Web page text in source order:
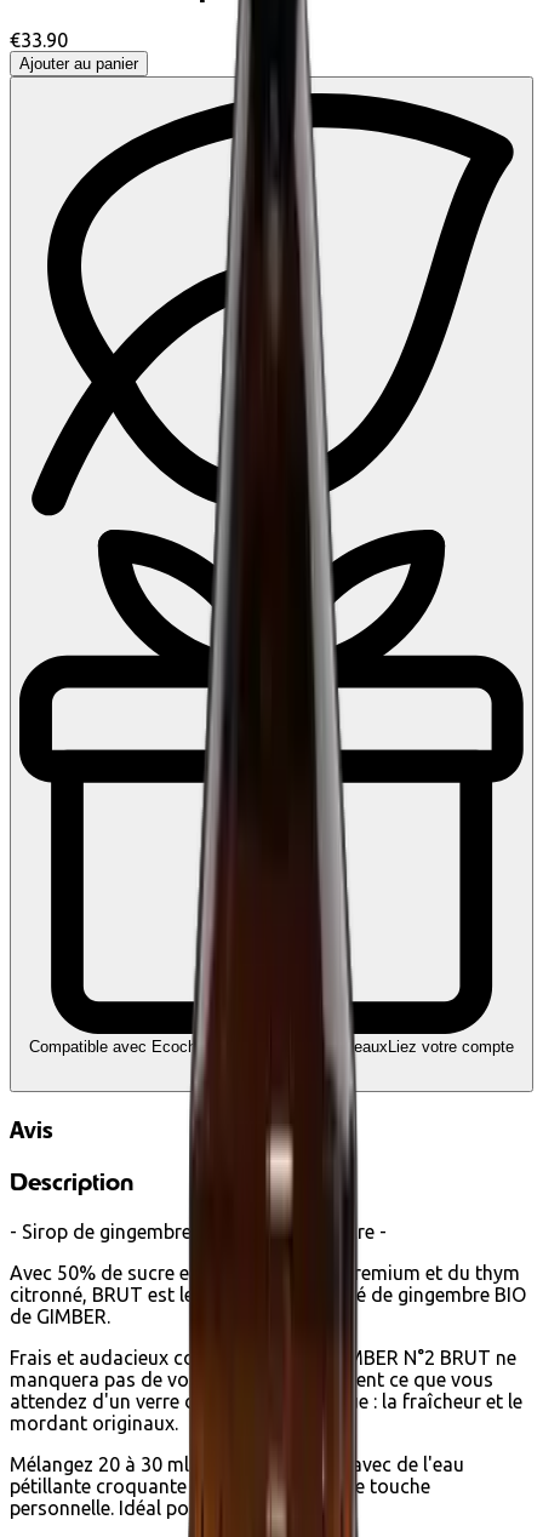
€33.90
Ajouter au panier
Compatible avec Ecochèques et Chèques-cadeaux Liez votre compte
Avis
Description
- Sirop de gingembre avec moins de sucre -
Avec 50% de sucre en moins, du yuzu premium et du thym
citronné, BRUT est le nouveau concentré de gingembre BIO
de GIMBER.
Frais et audacieux comme toujours, GIMBER N°2 BRUT ne
manquera pas de vous donner exactement ce que vous
attendez d'un verre de GIMBER classique : la fraîcheur et le
mordant originaux.
Mélangez 20 à 30 ml de GIMBER BRUT avec de l'eau
pétillante croquante et décorez avec une touche
personnelle. Idéal pour 25 portions.